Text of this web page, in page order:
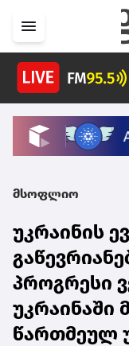
მსოფლიო
უკრაინის
პროგრესი
უკრაინაში
წართმეულ